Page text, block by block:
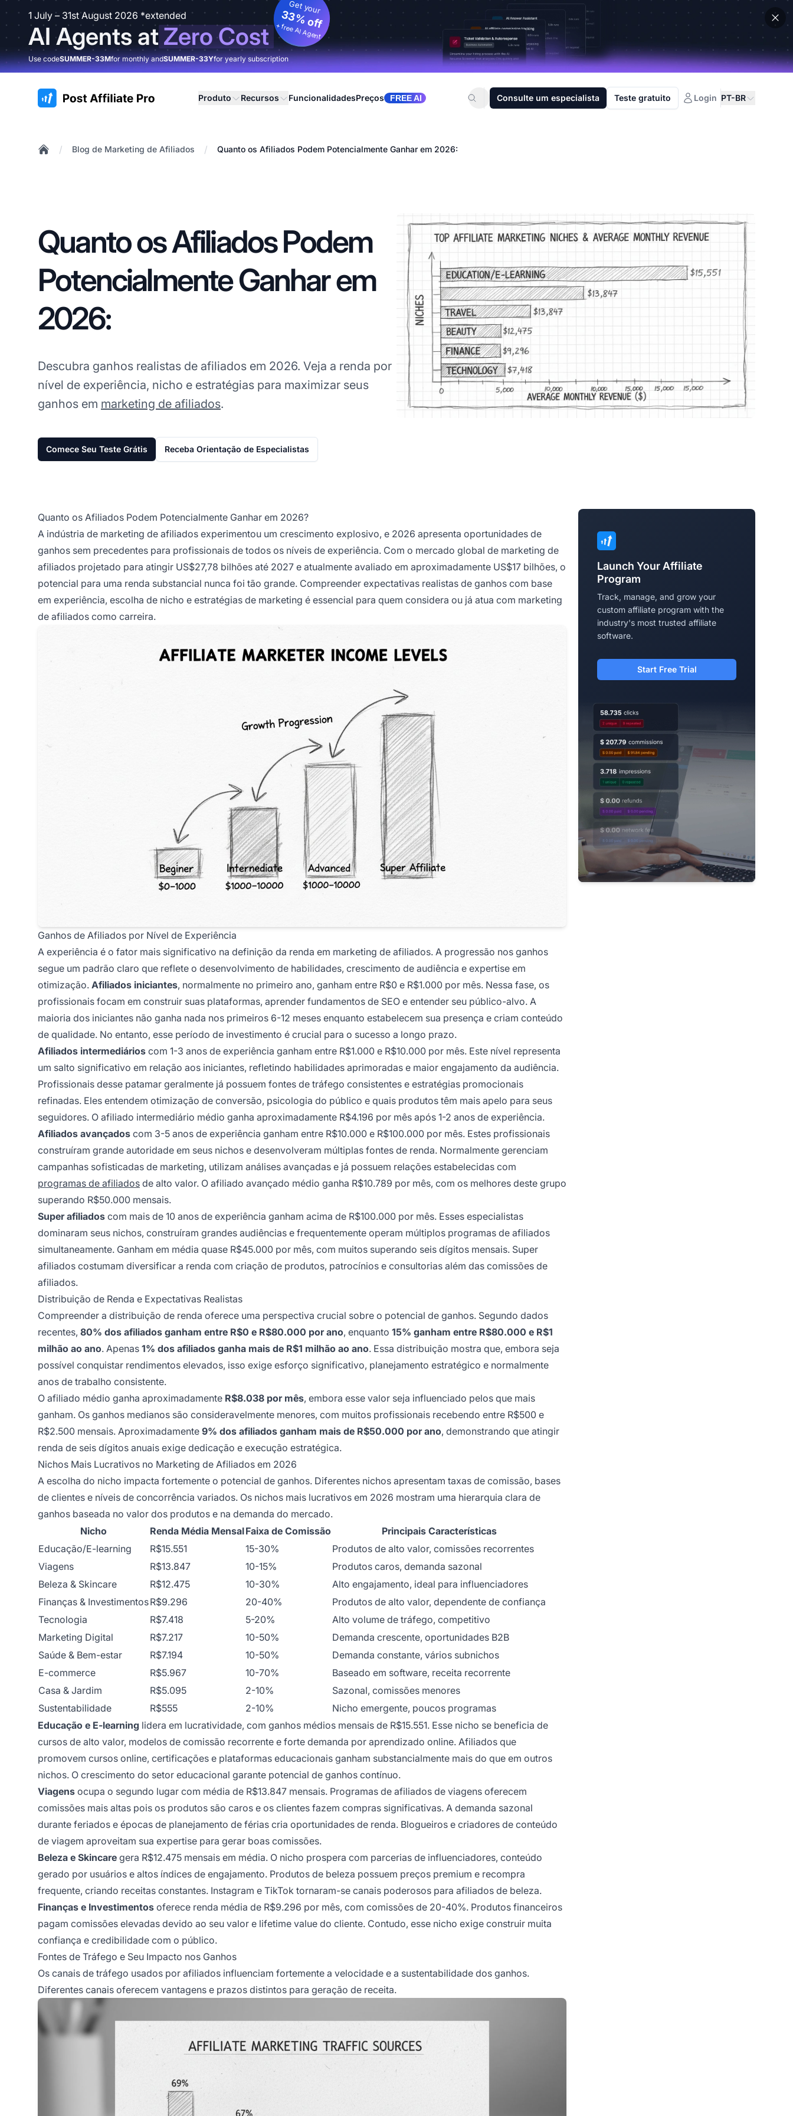
1 July – 31st August 2026 *extended
AI Agents atZero Cost
Get your
33% off
+ free AI Agent
Use codeSUMMER-33Mfor monthly andSUMMER-33Yfor yearly subscription
:site.title Produto Recursos FuncionalidadesPreços FREE AI Consulte um especialista Teste gratuito Login PT-BR
/ Blog de Marketing de Afiliados / Quanto os Afiliados Podem Potencialmente Ganhar em 2026:
Quanto os Afiliados Podem
Potencialmente Ganhar em
2026:
Descubra ganhos realistas de afiliados em 2026. Veja a renda por
nível de experiência, nicho e estratégias para maximizar seus
ganhos em marketing de afiliados.
Comece Seu Teste Grátis Receba Orientação de Especialistas
Quanto os Afiliados Podem Potencialmente Ganhar em 2026?
A indústria de marketing de afiliados experimentou um crescimento explosivo, e 2026 apresenta oportunidades de
ganhos sem precedentes para profissionais de todos os níveis de experiência. Com o mercado global de marketing de
afiliados projetado para atingir US$27,78 bilhões até 2027 e atualmente avaliado em aproximadamente US$17 bilhões, o
potencial para uma renda substancial nunca foi tão grande. Compreender expectativas realistas de ganhos com base
em experiência, escolha de nicho e estratégias de marketing é essencial para quem considera ou já atua com marketing
de afiliados como carreira.
Ganhos de Afiliados por Nível de Experiência
A experiência é o fator mais significativo na definição da renda em marketing de afiliados. A progressão nos ganhos
segue um padrão claro que reflete o desenvolvimento de habilidades, crescimento de audiência e expertise em
otimização. Afiliados iniciantes, normalmente no primeiro ano, ganham entre R$0 e R$1.000 por mês. Nessa fase, os
profissionais focam em construir suas plataformas, aprender fundamentos de SEO e entender seu público-alvo. A
maioria dos iniciantes não ganha nada nos primeiros 6-12 meses enquanto estabelecem sua presença e criam conteúdo
de qualidade. No entanto, esse período de investimento é crucial para o sucesso a longo prazo.
Afiliados intermediários com 1-3 anos de experiência ganham entre R$1.000 e R$10.000 por mês. Este nível representa
um salto significativo em relação aos iniciantes, refletindo habilidades aprimoradas e maior engajamento da audiência.
Profissionais desse patamar geralmente já possuem fontes de tráfego consistentes e estratégias promocionais
refinadas. Eles entendem otimização de conversão, psicologia do público e quais produtos têm mais apelo para seus
seguidores. O afiliado intermediário médio ganha aproximadamente R$4.196 por mês após 1-2 anos de experiência.
Afiliados avançados com 3-5 anos de experiência ganham entre R$10.000 e R$100.000 por mês. Estes profissionais
construíram grande autoridade em seus nichos e desenvolveram múltiplas fontes de renda. Normalmente gerenciam
campanhas sofisticadas de marketing, utilizam análises avançadas e já possuem relações estabelecidas com
programas de afiliados de alto valor. O afiliado avançado médio ganha R$10.789 por mês, com os melhores deste grupo
superando R$50.000 mensais.
Super afiliados com mais de 10 anos de experiência ganham acima de R$100.000 por mês. Esses especialistas
dominaram seus nichos, construíram grandes audiências e frequentemente operam múltiplos programas de afiliados
simultaneamente. Ganham em média quase R$45.000 por mês, com muitos superando seis dígitos mensais. Super
afiliados costumam diversificar a renda com criação de produtos, patrocínios e consultorias além das comissões de
afiliados.
Distribuição de Renda e Expectativas Realistas
Compreender a distribuição de renda oferece uma perspectiva crucial sobre o potencial de ganhos. Segundo dados
recentes, 80% dos afiliados ganham entre R$0 e R$80.000 por ano, enquanto 15% ganham entre R$80.000 e R$1
milhão ao ano. Apenas 1% dos afiliados ganha mais de R$1 milhão ao ano. Essa distribuição mostra que, embora seja
possível conquistar rendimentos elevados, isso exige esforço significativo, planejamento estratégico e normalmente
anos de trabalho consistente.
O afiliado médio ganha aproximadamente R$8.038 por mês, embora esse valor seja influenciado pelos que mais
ganham. Os ganhos medianos são consideravelmente menores, com muitos profissionais recebendo entre R$500 e
R$2.500 mensais. Aproximadamente 9% dos afiliados ganham mais de R$50.000 por ano, demonstrando que atingir
renda de seis dígitos anuais exige dedicação e execução estratégica.
Nichos Mais Lucrativos no Marketing de Afiliados em 2026
A escolha do nicho impacta fortemente o potencial de ganhos. Diferentes nichos apresentam taxas de comissão, bases
de clientes e níveis de concorrência variados. Os nichos mais lucrativos em 2026 mostram uma hierarquia clara de
ganhos baseada no valor dos produtos e na demanda do mercado.
Nicho
Renda Média MensalFaixa de Comissão
Principais Características
Educação/E-learning
R$15.551 15-30%
Produtos de alto valor, comissões recorrentes
Viagens
R$13.847 10-15%
Produtos caros, demanda sazonal
Beleza & Skincare
R$12.475 10-30%
Alto engajamento, ideal para influenciadores
Finanças & InvestimentosR$9.296 20-40%
Produtos de alto valor, dependente de confiança
Tecnologia
R$7.418 5-20%
Alto volume de tráfego, competitivo
Marketing Digital
R$7.217 10-50%
Demanda crescente, oportunidades B2B
Saúde & Bem-estar
R$7.194 10-50%
Demanda constante, vários subnichos
E-commerce
R$5.967 10-70%
Baseado em software, receita recorrente
Casa & Jardim
R$5.095 2-10%
Sazonal, comissões menores
Sustentabilidade
R$555 2-10%
Nicho emergente, poucos programas
Educação e E-learning lidera em lucratividade, com ganhos médios mensais de R$15.551. Esse nicho se beneficia de
cursos de alto valor, modelos de comissão recorrente e forte demanda por aprendizado online. Afiliados que
promovem cursos online, certificações e plataformas educacionais ganham substancialmente mais do que em outros
nichos. O crescimento do setor educacional garante potencial de ganhos contínuo.
Viagens ocupa o segundo lugar com média de R$13.847 mensais. Programas de afiliados de viagens oferecem
comissões mais altas pois os produtos são caros e os clientes fazem compras significativas. A demanda sazonal
durante feriados e épocas de planejamento de férias cria oportunidades de renda. Blogueiros e criadores de conteúdo
de viagem aproveitam sua expertise para gerar boas comissões.
Beleza e Skincare gera R$12.475 mensais em média. O nicho prospera com parcerias de influenciadores, conteúdo
gerado por usuários e altos índices de engajamento. Produtos de beleza possuem preços premium e recompra
frequente, criando receitas constantes. Instagram e TikTok tornaram-se canais poderosos para afiliados de beleza.
Finanças e Investimentos oferece renda média de R$9.296 por mês, com comissões de 20-40%. Produtos financeiros
pagam comissões elevadas devido ao seu valor e lifetime value do cliente. Contudo, esse nicho exige construir muita
confiança e credibilidade com o público.
Fontes de Tráfego e Seu Impacto nos Ganhos
Os canais de tráfego usados por afiliados influenciam fortemente a velocidade e a sustentabilidade dos ganhos.
Diferentes canais oferecem vantagens e prazos distintos para geração de receita.
Launch Your Affiliate
Program
Track, manage, and grow your
custom affiliate program with the
industry's most trusted affiliate
software.
Start Free Trial